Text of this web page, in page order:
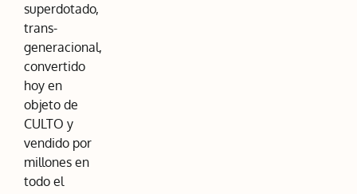
superdotado,
trans-
generacional,
convertido
hoy en
objeto de
CULTO y
vendido por
millones en
todo el